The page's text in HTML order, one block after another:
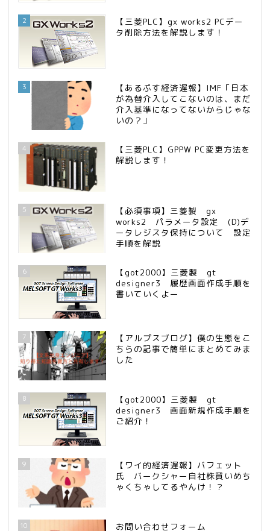
2
【三菱PLC】gx works2 PCデー
タ削除方法を解説します！
3
【あるぷす経済遅報】IMF「日本
が為替介入してこないのは、まだ
介入基準になってないからじゃな
いの？」
4
【三菱PLC】GPPW PC変更方法を
解説します！
5
【必須事項】三菱製 gx
works2 パラメータ設定 (D)デ
ータレジスタ保持について 設定
手順を解説
6
【got2000】三菱製 gt
designer3 履歴画面作成手順を
書いていくよー
7
【アルプスブログ】僕の生態をこ
ちらの記事で簡単にまとめてみま
した
8
【got2000】三菱製 gt
designer3 画面新規作成手順を
ご紹介！
9
【ワイ的経済遅報】バフェット
氏 バークシャー自社株買いめち
ゃくちゃしてるやんけ！？
10 お問い合わせフォーム